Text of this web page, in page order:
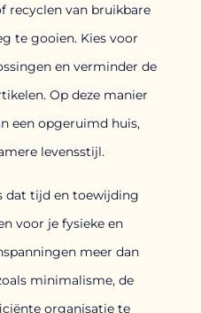
recyclen van bruikbare
te gooien. Kies voor
en verminder de
Op deze manier
een opgeruimd huis,
levensstijl.
dat tijd en toewijding
voor je fysieke en
meer dan
minimalisme, de
organisatie te